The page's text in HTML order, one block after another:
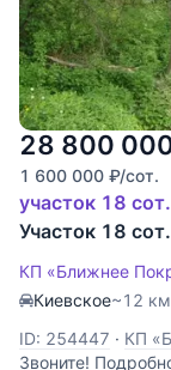
28 800
1 600 000 ₽/сот.
участок 18
Участок 18
КП «Ближнее
Киевское~12
ID: 254447 · КП
Звоните!